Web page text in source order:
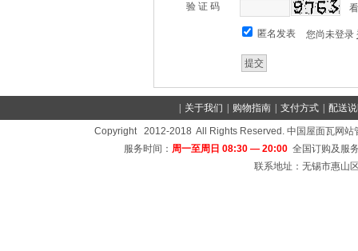
验 证 码
匿名发表 您尚未登录
Copyright 2012-2018 All Rights Reserved. 中国屋面瓦网
服务时间： 周一至周日 08:30 — 20:00全国订购及服
联系地址：无锡市惠
关于我们 购物指南 支付方式 配送